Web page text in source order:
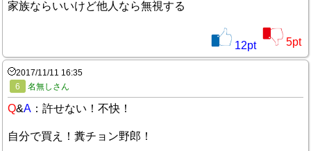
家族ならいいけど他人なら無視する
12pt 5pt
2017/11/11 16:35
6
名無しさん
Q&A ：許せない！不快！
自分で買え！糞チョン野郎！